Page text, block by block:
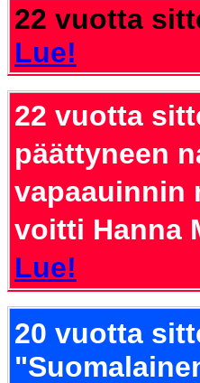
22 vuotta
Lue!
22 vuotta
päättyneen
vapaauinnin
voitti Hanna
Lue!
20 vuotta